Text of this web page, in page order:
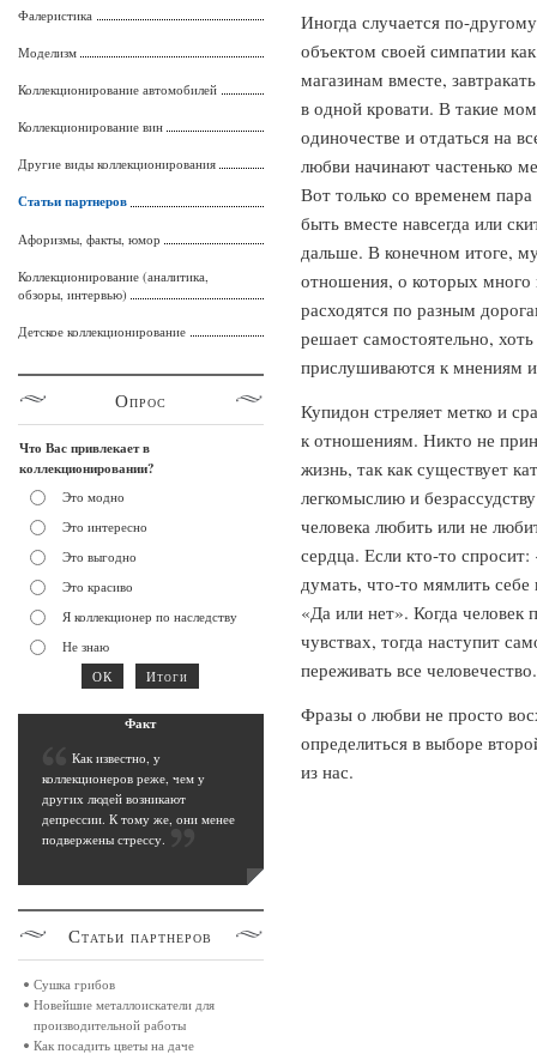
Иногда случается по-
объектом своей симпатии
магазинам вместе,
в одной кровати. В такие
одиночестве и отдаться на
любви начинают частенько
Вот только со временем
быть вместе навсегда или
дальше. В конечном итоге,
отношения, о которых много
расходятся по разным
решает самостоятельно,
прислушиваются к мнениям
Купидон стреляет метко и
к отношениям. Никто не
жизнь, так как существует
легкомыслию и
человека любить или не
сердца. Если кто-то
думать, что-то мямлить себе
«Да или нет». Когда человек
чувствах, тогда наступит
переживать все человечество.
Фразы о любви не просто
определиться в выборе
из нас.
Фалеристика
Моделизм
Коллекционирование автомобилей
Коллекционирование вин
Другие виды коллекционирования
Статьи партнеров
Афоризмы, факты, юмор
Коллекционирование (аналитика,
обзоры, интервью)
Детское коллекционирование
Опрос
Что Вас привлекает в
коллекционировании?
Это модно
Это интересно
Это выгодно
Это красиво
Я коллекционер по наследству
Не знаю
Факт
Как известно, у
коллекционеров реже, чем у
других людей возникают
депрессии. К тому же, они менее
подвержены стрессу.
Статьи партнеров
Сушка грибов
Новейшие металлоискатели для
производительной работы
Как посадить цветы на даче